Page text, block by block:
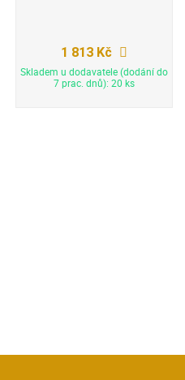
1 813 Kč
Skladem u dodavatele (dodání do
7 prac. dnů): 20 ks